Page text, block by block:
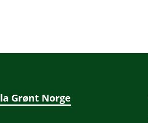
Grønt Norge